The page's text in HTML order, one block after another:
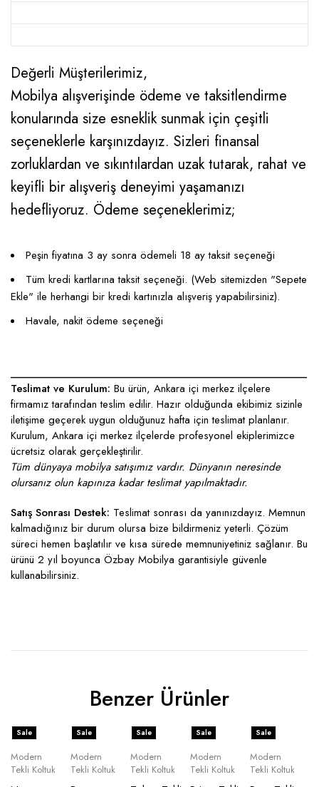
Değerli Müşterilerimiz,
Mobilya alışverişinde ödeme ve taksitlendirme
konularında size esneklik sunmak için çeşitli
seçeneklerle karşınızdayız. Sizleri finansal
zorluklardan ve sıkıntılardan uzak tutarak, rahat ve
keyifli bir alışveriş deneyimi yaşamanızı
hedefliyoruz. Ödeme seçeneklerimiz;
Peşin fiyatına 3 ay sonra ödemeli 18 ay taksit seçeneği
Tüm kredi kartlarına taksit seçeneği. (Web sitemizden "Sepete
Ekle" ile herhangi bir kredi kartınızla alışveriş yapabilirsiniz).
Havale, nakit ödeme seçeneği
____________________________________________________
Teslimat ve Kurulum: Bu ürün, Ankara içi merkez ilçelere
firmamız tarafından teslim edilir. Hazır olduğunda ekibimiz sizinle
iletişime geçerek uygun olduğunuz hafta için teslimat planlanır.
Kurulum, Ankara içi merkez ilçelerde profesyonel ekiplerimizce
ücretsiz olarak gerçekleştirilir.
Tüm dünyaya mobilya satışımız vardır. Dünyanın neresinde
olursanız olun kapınıza kadar teslimat yapılmaktadır.
Satış Sonrası Destek: Teslimat sonrası da yanınızdayız. Memnun
kalmadığınız bir durum olursa bize bildirmeniz yeterli. Çözüm
süreci hemen başlatılır ve kısa sürede memnuniyetiniz sağlanır. Bu
ürünü 2 yıl boyunca Özbay Mobilya garantisiyle güvenle
kullanabilirsiniz.
Benzer Ürünler
Sale
Modern
Tekli Koltuk
Sale
Modern
Tekli Koltuk
Sale
Modern
Tekli Koltuk
Sale
Modern
Tekli Koltuk
Sale
Modern
Tekli Koltuk